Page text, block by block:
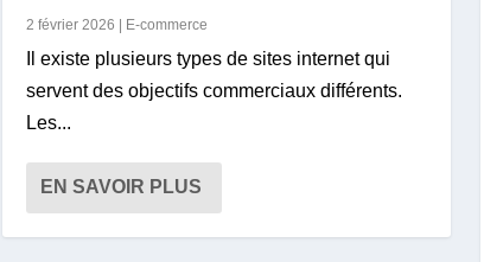
2 février 2026 E-commerce
Il existe plusieurs types de sites internet qui
servent des objectifs commerciaux différents.
Les...
EN SAVOIR PLUS